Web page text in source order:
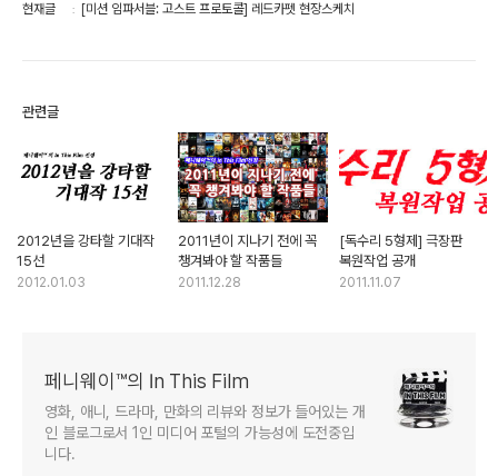
현재글 [미션 임파서블: 고스트 프로토콜] 레드카펫 현장스케치
관련글
2012년을 강타할 기대작
15선
2012.01.03
2011년이 지나기 전에 꼭
챙겨봐야 할 작품들
2011.12.28
[독수리 5형제] 극장판
복원작업 공개
2011.11.07
페니웨이™의 In This Film
영화, 애니, 드라마, 만화의 리뷰와 정보가 들어있는 개
인 블로그로서 1인 미디어 포털의 가능성에 도전중입
니다.